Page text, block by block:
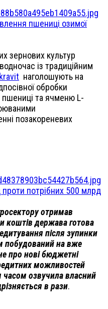
пшениці озимої
зернових культур
із традиційним
наголошують на
обробки
пшениці та ячменю L-
позакореневих
потрібних 500 млрд
отримав
коштів держава готова
після зупинки
побудований на вже
про нові бюджетні
можливостей
часом озвучила власний
в рази.